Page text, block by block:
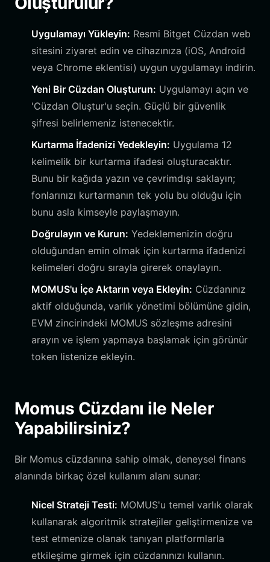
Uygulamayı Yükleyin: Resmi Bitget Cüzdan web
sitesini ziyaret edin ve cihazınıza (iOS, Android
veya Chrome eklentisi) uygun uygulamayı indirin.
Yeni Bir Cüzdan Oluşturun: Uygulamayı açın ve
'Cüzdan Oluştur'u seçin. Güçlü bir güvenlik
şifresi belirlemeniz istenecektir.
Kurtarma İfadenizi Yedekleyin: Uygulama 12
kelimelik bir kurtarma ifadesi oluşturacaktır.
Bunu bir kağıda yazın ve çevrimdışı saklayın;
fonlarınızı kurtarmanın tek yolu bu olduğu için
bunu asla kimseyle paylaşmayın.
Doğrulayın ve Kurun: Yedeklemenizin doğru
olduğundan emin olmak için kurtarma ifadenizi
kelimeleri doğru sırayla girerek onaylayın.
MOMUS'u İçe Aktarın veya Ekleyin: Cüzdanınız
aktif olduğunda, varlık yönetimi bölümüne gidin,
EVM zincirindeki MOMUS sözleşme adresini
arayın ve işlem yapmaya başlamak için görünür
token listenize ekleyin.
Momus Cüzdanı ile Neler
Yapabilirsiniz?
Bir Momus cüzdanına sahip olmak, deneysel finans
alanında birkaç özel kullanım alanı sunar:
Nicel Strateji Testi: MOMUS'u temel varlık olarak
kullanarak algoritmik stratejiler geliştirmenize ve
test etmenize olanak tanıyan platformlarla
etkileşime girmek için cüzdanınızı kullanın.